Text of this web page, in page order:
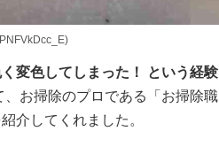
変色してしまった！ という経験
お掃除のプロである「お掃除職
介してくれました。